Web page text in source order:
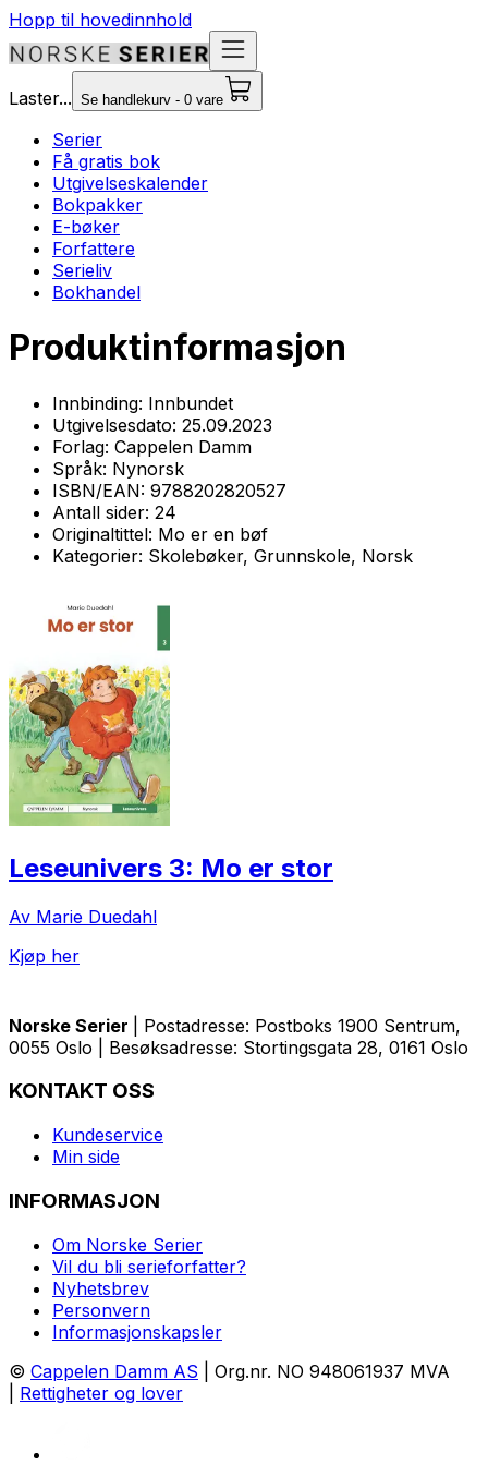
Hopp til hovedinnhold
Laster... Se handlekurv - 0 vare
Serier
Få gratis bok
Utgivelseskalender
Bokpakker
E-bøker
Forfattere
Serieliv
Bokhandel
Produktinformasjon
Innbinding: Innbundet
Utgivelsesdato: 25.09.2023
Forlag: Cappelen Damm
Språk: Nynorsk
ISBN/EAN: 9788202820527
Antall sider: 24
Originaltittel: Mo er en bøf
Kategorier: Skolebøker, Grunnskole, Norsk
Leseunivers 3: Mo er stor
Av Marie Duedahl
Kjøp her
Norske Serier
| Postadresse: Postboks 1900 Sentrum,
0055 Oslo | Besøksadresse: Stortingsgata 28, 0161 Oslo
KONTAKT OSS
Kundeservice
Min side
INFORMASJON
Om Norske Serier
Vil du bli serieforfatter?
Nyhetsbrev
Personvern
Informasjonskapsler
© Cappelen Damm AS | Org.nr. NO 948061937 MVA
Rettigheter og lover